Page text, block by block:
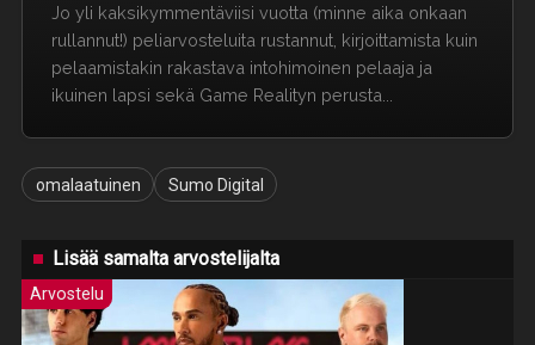
Jo yli kaksikymmentäviisi vuotta (minne aika onkaan
rullannut!) peliarvosteluita rustannut, kirjoittamista kuin
pelaamistakin rakastava intohimoinen pelaaja ja
ikuinen lapsi sekä Game Realityn perusta...
omalaatuinen Sumo Digital
Lisää samalta arvostelijalta
Arvostelu